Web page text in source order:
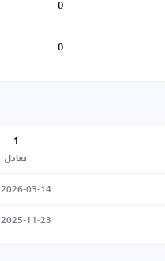
0
0
1
تعادل
2026-03-14
2025-11-23